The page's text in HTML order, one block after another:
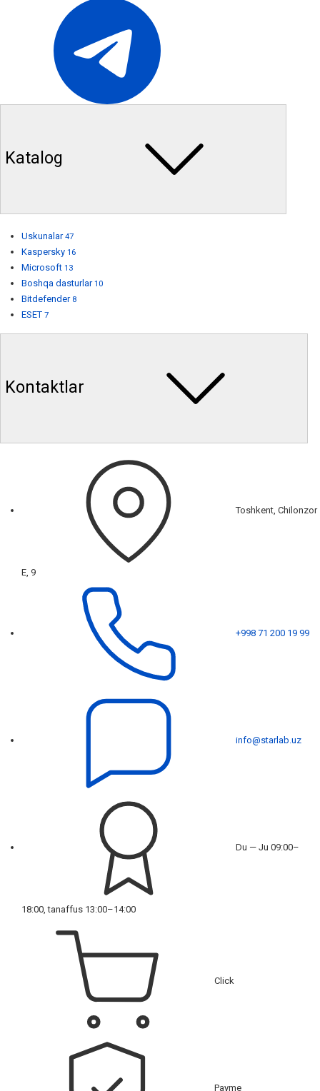
Katalog
Uskunalar 47
Kaspersky 16
Microsoft 13
Boshqa dasturlar 10
Bitdefender 8
ESET 7
Kontaktlar
Toshkent, Chilonzor
E, 9
+998 71 200 19 99
info@starlab.uz
Du — Ju 09:00–
18:00, tanaffus 13:00–14:00
Click
Payme